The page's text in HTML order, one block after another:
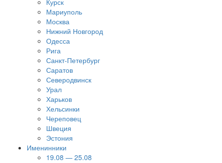
Курск
Мариуполь
Москва
Нижний Новгород
Одесса
Рига
Санкт-Петербург
Саратов
Северодвинск
Урал
Харьков
Хельсинки
Череповец
Швеция
Эстония
Именинники
19.08 — 25.08